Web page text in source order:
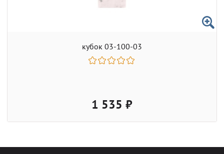
кубок 03-100-03
1 535 ₽